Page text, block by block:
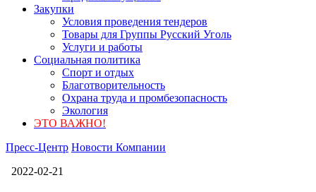
Закупки
Условия проведения тендеров
Товары для Группы Русский Уголь
Услуги и работы
Социальная политика
Спорт и отдых
Благотворительность
Охрана труда и промбезопасность
Экология
ЭТО ВАЖНО!
Пресс-Центр Новости Компании
2022-02-21